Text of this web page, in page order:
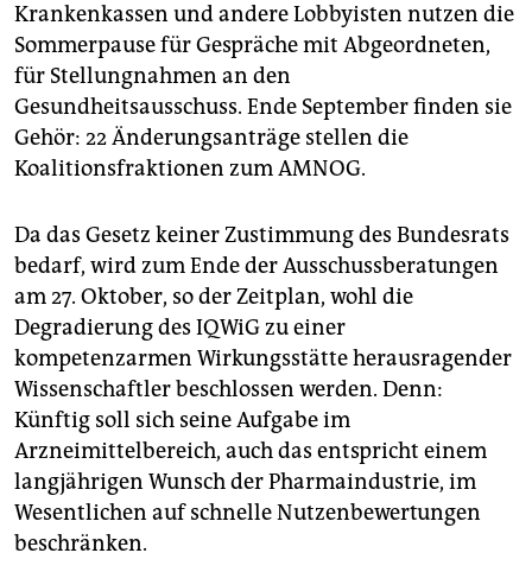
Krankenkassen und andere Lobbyisten nutzen die
Sommerpause für Gespräche mit Abgeordneten,
für Stellungnahmen an den
Gesundheitsausschuss. Ende September finden sie
Gehör: 22 Änderungsanträge stellen die
Koalitionsfraktionen zum AMNOG.
Da das Gesetz keiner Zustimmung des Bundesrats
bedarf, wird zum Ende der Ausschussberatungen
am 27. Oktober, so der Zeitplan, wohl die
Degradierung des IQWiG zu einer
kompetenzarmen Wirkungsstätte herausragender
Wissenschaftler beschlossen werden. Denn:
Künftig soll sich seine Aufgabe im
Arzneimittelbereich, auch das entspricht einem
langjährigen Wunsch der Pharmaindustrie, im
Wesentlichen auf schnelle Nutzenbewertungen
beschränken.